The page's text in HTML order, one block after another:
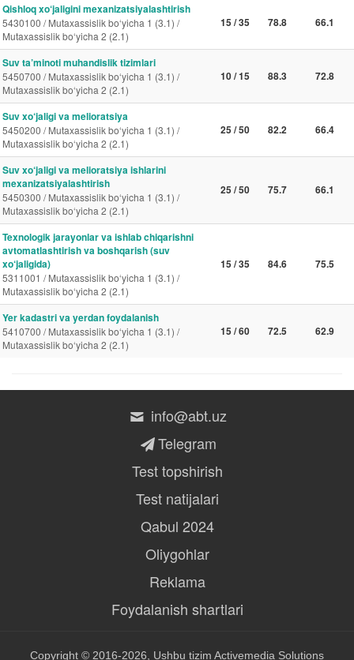
Qishloq xo‘jaligini mexanizatsiyalashtirish
5430100 / Mutaxassislik bo‘yicha 1 (3.1) /
Mutaxassislik bo‘yicha 2 (2.1)
15 / 35 78.8 66.1
Suv ta’minoti muhandislik tizimlari
5450700 / Mutaxassislik bo‘yicha 1 (3.1) /
Mutaxassislik bo‘yicha 2 (2.1)
10 / 15 88.3 72.8
Suv xo‘jaligi va melioratsiya
5450200 / Mutaxassislik bo‘yicha 1 (3.1) /
Mutaxassislik bo‘yicha 2 (2.1)
25 / 50 82.2 66.4
Suv xo‘jaligi va melioratsiya ishlarini
mexanizatsiyalashtirish
5450300 / Mutaxassislik bo‘yicha 1 (3.1) /
Mutaxassislik bo‘yicha 2 (2.1)
25 / 50 75.7 66.1
Texnologik jarayonlar va ishlab chiqarishni
avtomatlashtirish va boshqarish (suv
xo‘jaligida)
5311001 / Mutaxassislik bo‘yicha 1 (3.1) /
Mutaxassislik bo‘yicha 2 (2.1)
15 / 35 84.6 75.5
Yer kadastri va yerdan foydalanish
5410700 / Mutaxassislik bo‘yicha 1 (3.1) /
Mutaxassislik bo‘yicha 2 (2.1)
15 / 60 72.5 62.9
info@abt.uz
Telegram
Test topshirish
Test natijalari
Qabul 2024
Oliygohlar
Reklama
Foydalanish shartlari
Copyright © 2016-2026, Ushbu tizim Activemedia Solutions